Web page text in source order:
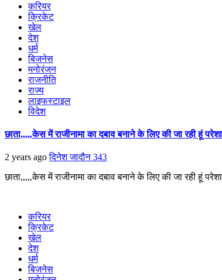
करियर
क्रिकेट
खेल
देश
धर्म
बिजनेस
मनोरंजन
राजनीति
राज्य
लाइफस्टाइल
विदेश
छाता,,,,,केस में राजीनामा का दबाव बनाने के लिए की जा रही हूं
2 years agoदिनेश जादौन343
छाता,,,,,केस में राजीनामा का दबाव बनाने के लिए की जा रही हूं
करियर
क्रिकेट
खेल
देश
धर्म
बिजनेस